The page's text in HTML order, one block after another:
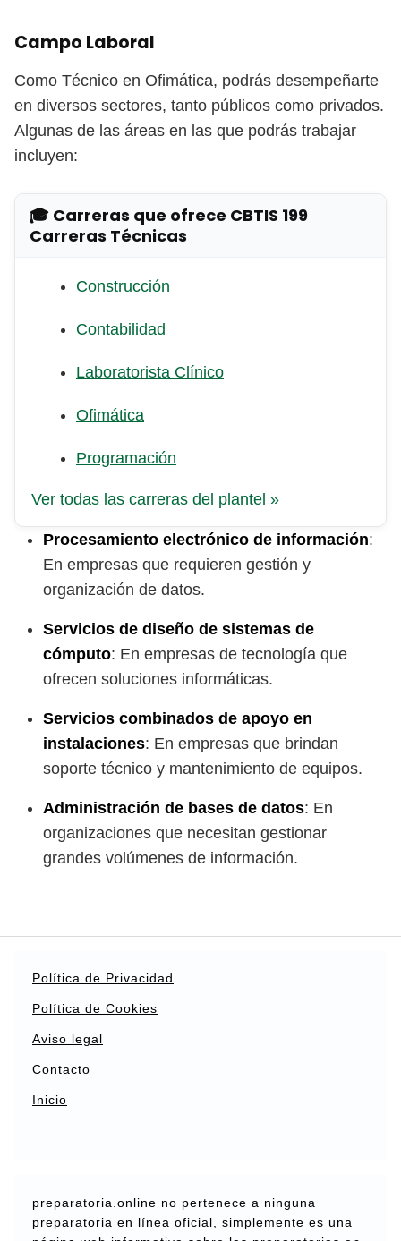
Campo Laboral
Como Técnico en Ofimática, podrás desempeñarte
en diversos sectores, tanto públicos como privados.
Algunas de las áreas en las que podrás trabajar
incluyen:
🎓 Carreras que ofrece CBTIS 199
Carreras Técnicas
Construcción
Contabilidad
Laboratorista Clínico
Ofimática
Programación
Ver todas las carreras del plantel »
Procesamiento electrónico de información:
En empresas que requieren gestión y
organización de datos.
Servicios de diseño de sistemas de
cómputo: En empresas de tecnología que
ofrecen soluciones informáticas.
Servicios combinados de apoyo en
instalaciones: En empresas que brindan
soporte técnico y mantenimiento de equipos.
Administración de bases de datos: En
organizaciones que necesitan gestionar
grandes volúmenes de información.
Política de Privacidad
Política de Cookies
Aviso legal
Contacto
Inicio
preparatoria.online no pertenece a ninguna
preparatoria en línea oficial, simplemente es una